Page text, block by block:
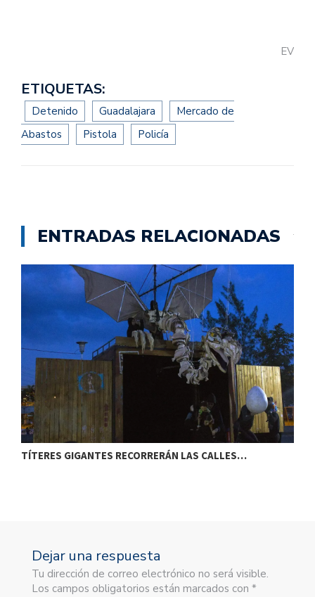
EV
ETIQUETAS:
Detenido Guadalajara
Mercado de
Abastos
Pistola Policía
ENTRADAS RELACIONADAS
TÍTERES GIGANTES RECORRERÁN LAS CALLES…
Dejar una respuesta
Tu dirección de correo electrónico no será visible.
Los campos obligatorios están marcados con *